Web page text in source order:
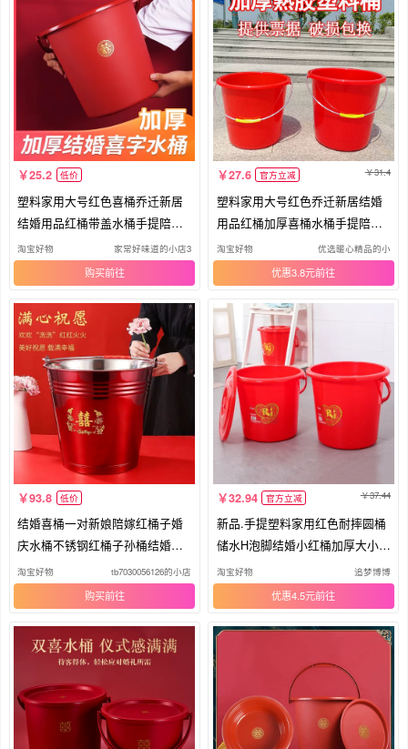
25.2 低价
塑料家用大号红色喜桶乔迁新居
结婚用品红桶带盖水桶手提陪嫁
婚庆
淘宝好物 家常好味道的小店3
购买
27.6 官方立减 31.4
塑料家用大号红色乔迁新居结婚
用品红桶加厚喜桶水桶手提陪嫁
婚庆
淘宝好物 优选暖心精品的小
优惠3.8元
93.8 低价
结婚喜桶一对新娘陪嫁红桶子婚
庆水桶不锈钢红桶子孙桶结婚用
的桶
淘宝好物 tb7030056126的小店
购买
32.94 官方立减 37.44
新品.手提塑料家用红色耐摔圆桶
储水H泡脚结婚小红桶加厚大小号
带
淘宝好物 追梦博博
优惠4.5元